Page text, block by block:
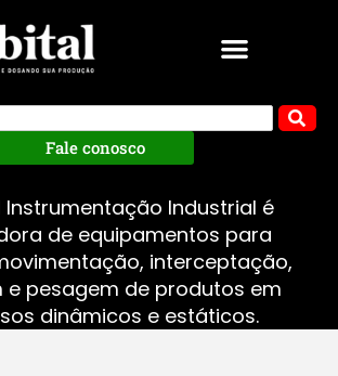
Fale conosco
Instrumentação Industrial é
de equipamentos para
interceptação,
e pesagem de produtos em
dinâmicos e estáticos.